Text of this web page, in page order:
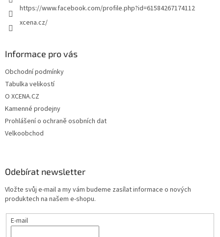
https://www.facebook.com/profile.php?id=61584267174112
xcena.cz/
Informace pro vás
Obchodní podmínky
Tabulka velikostí
O XCENA.CZ
Kamenné prodejny
Prohlášení o ochraně osobních dat
Velkoobchod
Odebírat newsletter
Vložte svůj e-mail a my vám budeme zasílat informace o nových
produktech na našem e-shopu.
E-mail